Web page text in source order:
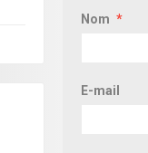
Nom
E-mail